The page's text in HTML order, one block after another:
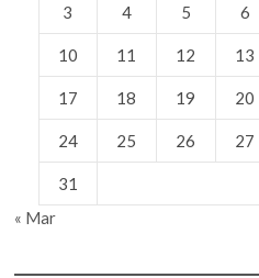
3 4 5 6
10 11 12 13
17 18 19 20
24 25 26 27
31
« Mar